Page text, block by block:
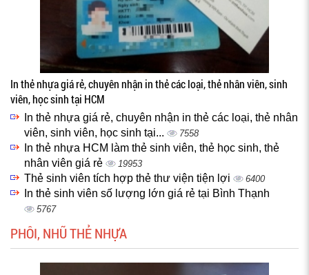
In thẻ nhựa giá rẻ, chuyên nhận in thẻ các loại, thẻ nhân viên, sinh
viên, học sinh tại HCM
In thẻ nhựa giá rẻ, chuyên nhận in thẻ các loại, thẻ nhân
viên, sinh viên, học sinh tại...
7558
In thẻ nhựa HCM làm thẻ sinh viên, thẻ học sinh, thẻ
nhân viên giá rẻ
19953
Thẻ sinh viên tích hợp thẻ thư viện tiện lợi 6400
In thẻ sinh viên số lượng lớn giá rẻ tại Bình Thạnh
5767
PHÔI, NHŨ THẺ NHỰA